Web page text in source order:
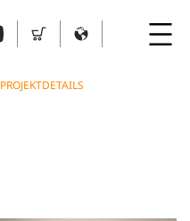
PROJEKTDETAILS